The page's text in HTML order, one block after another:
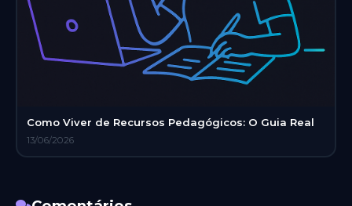
Como Viver de Recursos Pedagógicos: O Guia Real
13/06/2026